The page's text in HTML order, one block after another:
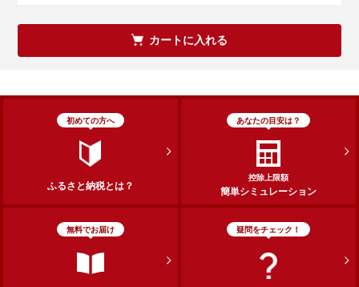
カートに入れる
初めての方へ
ふるさと納税とは？
あなたの目安は？
控除上限額
簡単シミュレーション
無料でお届け 疑問をチェック！